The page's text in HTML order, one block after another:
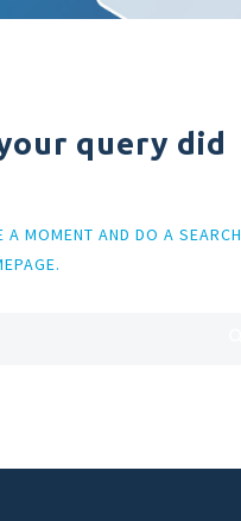
query did
A MOMENT AND DO A SEARCH
.